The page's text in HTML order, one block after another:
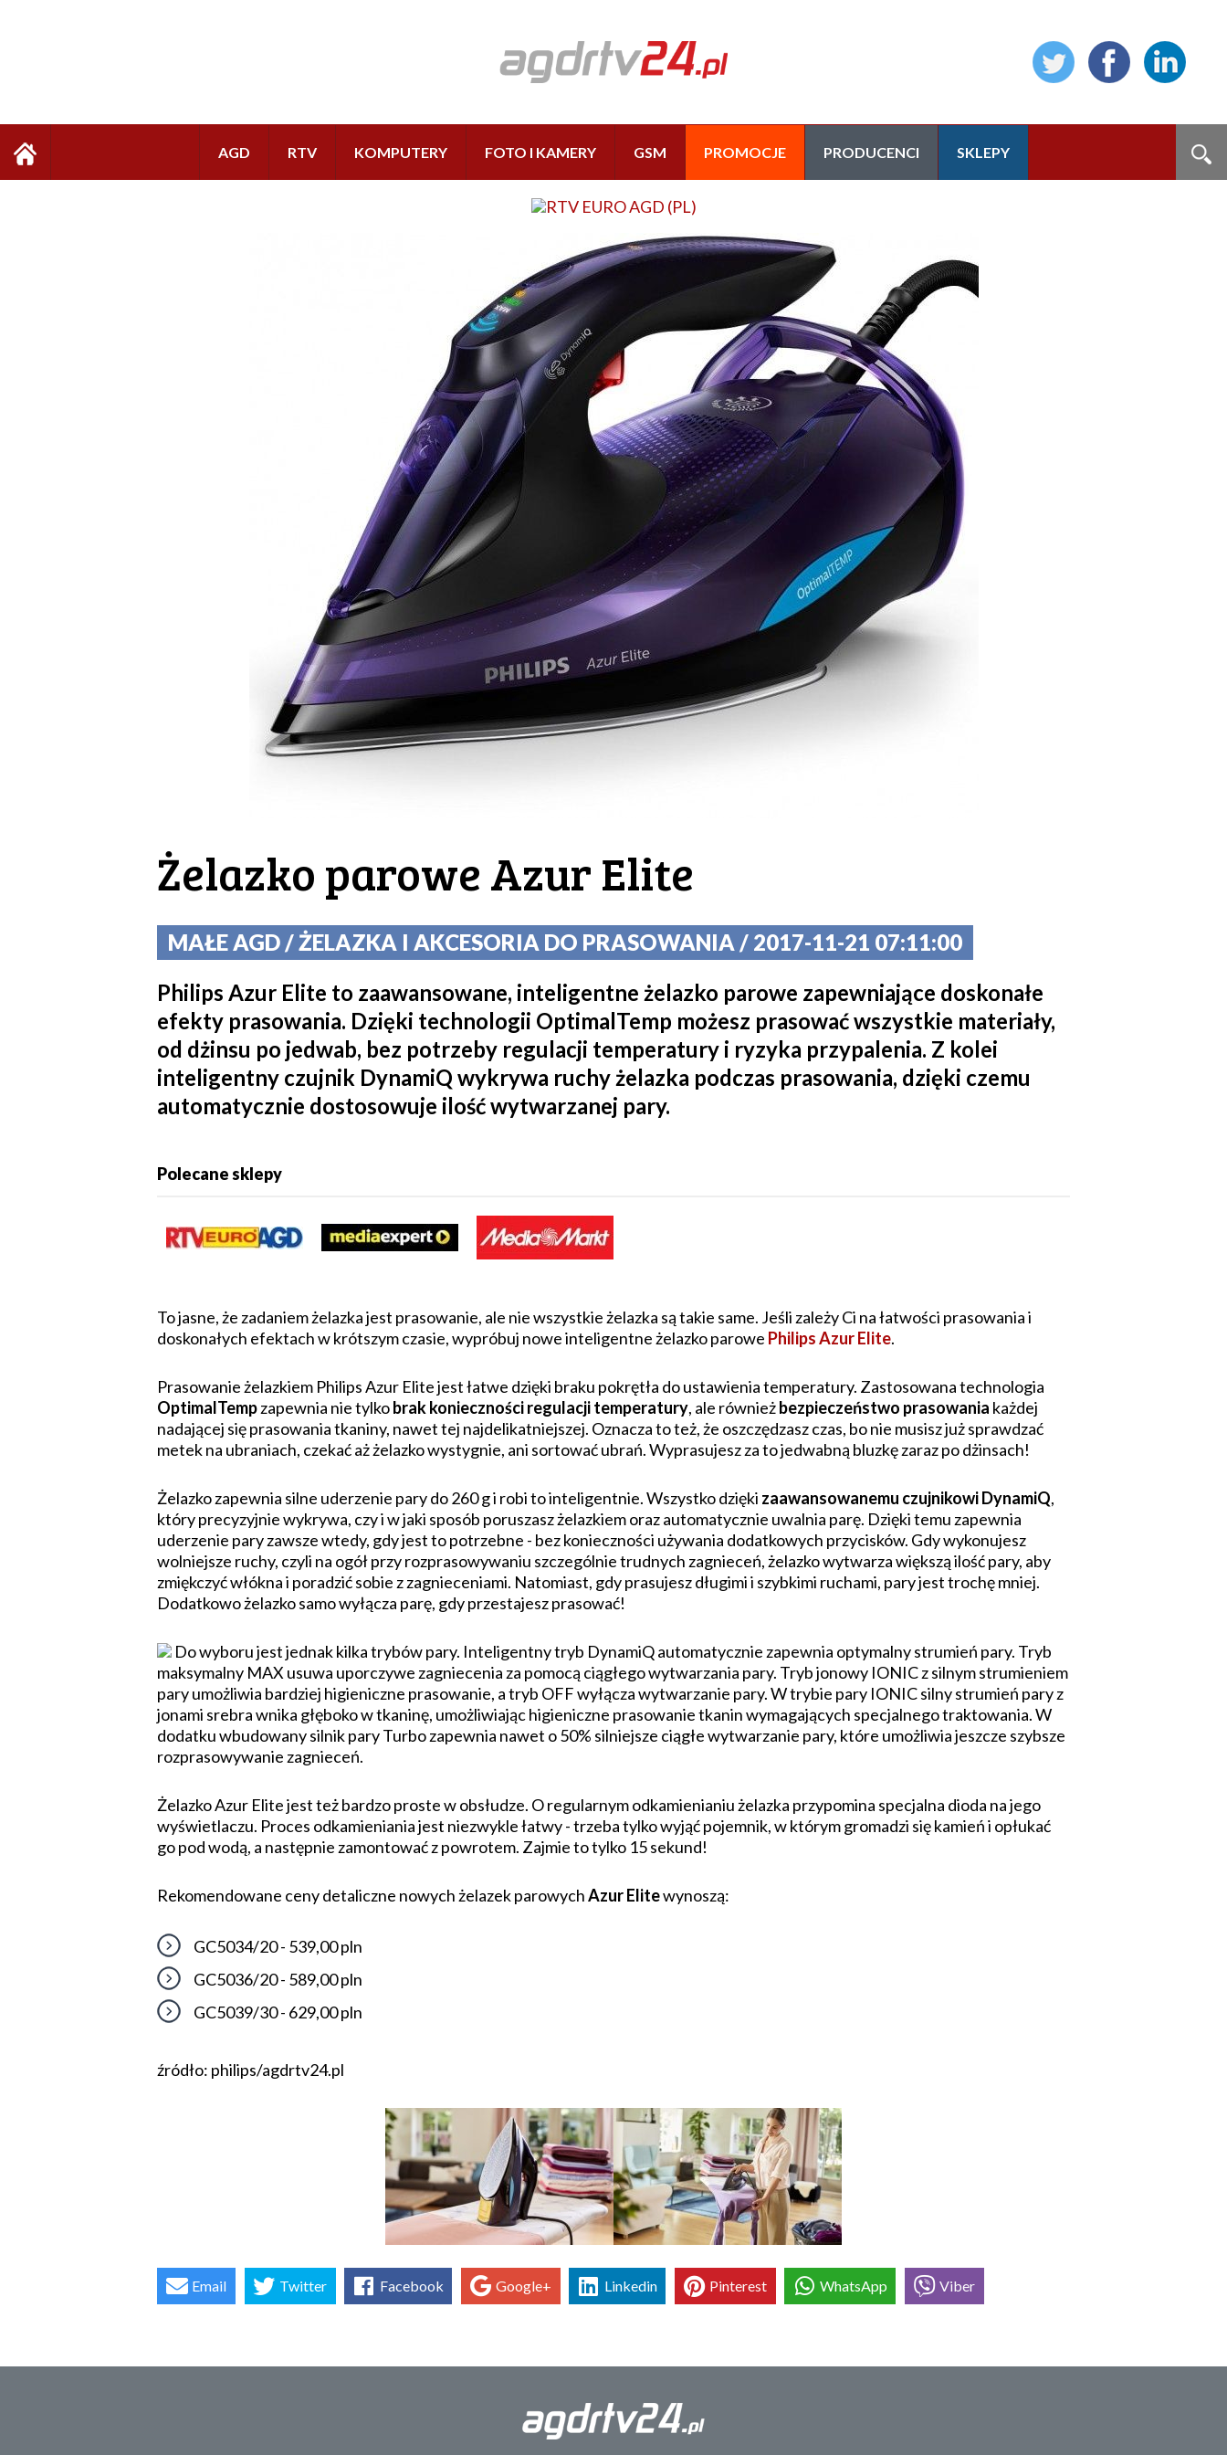
AGD RTV KOMPUTERY FOTO I KAMERY GSM PROMOCJE PRODUCENCI SKLEPY
Żelazko parowe Azur Elite
MAŁE AGD / ŻELAZKA I AKCESORIA DO PRASOWANIA / 2017-11-21 07:11:00
Philips Azur Elite to zaawansowane, inteligentne żelazko parowe zapewniające doskonałe
efekty prasowania. Dzięki technologii OptimalTemp możesz prasować wszystkie materiały,
od dżinsu po jedwab, bez potrzeby regulacji temperatury i ryzyka przypalenia. Z kolei
inteligentny czujnik DynamiQ wykrywa ruchy żelazka podczas prasowania, dzięki czemu
automatycznie dostosowuje ilość wytwarzanej pary.
Polecane sklepy
To jasne, że zadaniem żelazka jest prasowanie, ale nie wszystkie żelazka są takie same. Jeśli zależy Ci na łatwości prasowania i
doskonałych efektach w krótszym czasie, wypróbuj nowe inteligentne żelazko parowe Philips Azur Elite.
Prasowanie żelazkiem Philips Azur Elite jest łatwe dzięki braku pokrętła do ustawienia temperatury. Zastosowana technologia
OptimalTempzapewnia nie tylkobrak konieczności regulacji temperatury, ale równieżbezpieczeństwo prasowania każdej
nadającej się prasowania tkaniny, nawet tej najdelikatniejszej. Oznacza to też, że oszczędzasz czas, bo nie musisz już sprawdzać
metek na ubraniach, czekać aż żelazko wystygnie, ani sortować ubrań. Wyprasujesz za to jedwabną bluzkę zaraz po dżinsach!
Żelazko zapewnia silne uderzenie pary do 260 g i robi to inteligentnie. Wszystko dzięki zaawansowanemu czujnikowi DynamiQ,
który precyzyjnie wykrywa, czy i w jaki sposób poruszasz żelazkiem oraz automatycznie uwalnia parę. Dzięki temu zapewnia
uderzenie pary zawsze wtedy, gdy jest to potrzebne - bez konieczności używania dodatkowych przycisków. Gdy wykonujesz
wolniejsze ruchy, czyli na ogół przy rozprasowywaniu szczególnie trudnych zagnieceń, żelazko wytwarza większą ilość pary, aby
zmiękczyć włókna i poradzić sobie z zagnieceniami. Natomiast, gdy prasujesz długimi i szybkimi ruchami, pary jest trochę mniej.
Dodatkowo żelazko samo wyłącza parę, gdy przestajesz prasować!
Do wyboru jest jednak kilka trybów pary. Inteligentny tryb DynamiQ automatycznie zapewnia optymalny strumień pary. Tryb
maksymalny MAX usuwa uporczywe zagniecenia za pomocą ciągłego wytwarzania pary. Tryb jonowy IONIC z silnym strumieniem
pary umożliwia bardziej higieniczne prasowanie, a tryb OFF wyłącza wytwarzanie pary. W trybie pary IONIC silny strumień pary z
jonami srebra wnika głęboko w tkaninę, umożliwiając higieniczne prasowanie tkanin wymagających specjalnego traktowania. W
dodatku wbudowany silnik pary Turbo zapewnia nawet o 50% silniejsze ciągłe wytwarzanie pary, które umożliwia jeszcze szybsze
rozprasowywanie zagnieceń.
Żelazko Azur Elite jest też bardzo proste w obsłudze. O regularnym odkamienianiu żelazka przypomina specjalna dioda na jego
wyświetlaczu. Proces odkamieniania jest niezwykle łatwy - trzeba tylko wyjąć pojemnik, w którym gromadzi się kamień i opłukać
go pod wodą, a następnie zamontować z powrotem. Zajmie to tylko 15 sekund!
Rekomendowane ceny detaliczne nowych żelazek parowychAzur Elitewynoszą:
GC5034/20 - 539,00 pln
GC5036/20 - 589,00 pln
GC5039/30 - 629,00 pln
źródło: philips/agdrtv24.pl
Email Twitter Facebook Google+ Linkedin Pinterest WhatsApp Viber